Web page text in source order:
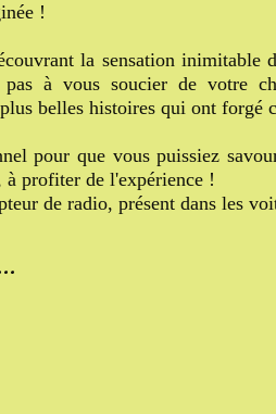
!
la sensation inimitable
à vous soucier de votre
belles histoires qui ont forgé
pour que vous puissiez
profiter de l'expérience !
de radio, présent dans les